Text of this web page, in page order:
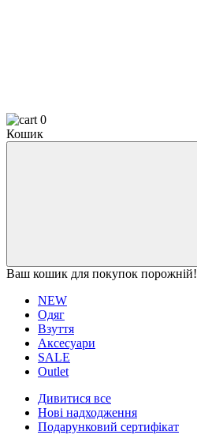
0
Кошик
Ваш кошик для покупок порожній!
NEW
Одяг
Взуття
Аксесуари
SALE
Outlet
Дивитися все
Нові надходження
Подарунковий сертифікат